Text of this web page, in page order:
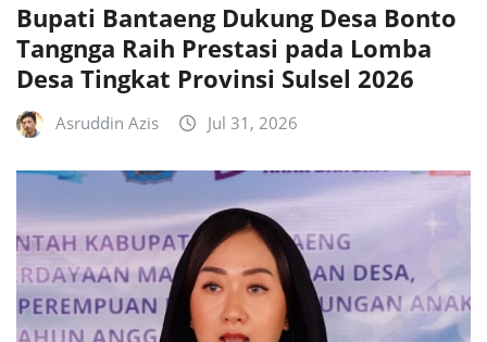
Bupati Bantaeng Dukung Desa Bonto
Tangnga Raih Prestasi pada Lomba
Desa Tingkat Provinsi Sulsel 2026
Asruddin Azis Jul 31, 2026